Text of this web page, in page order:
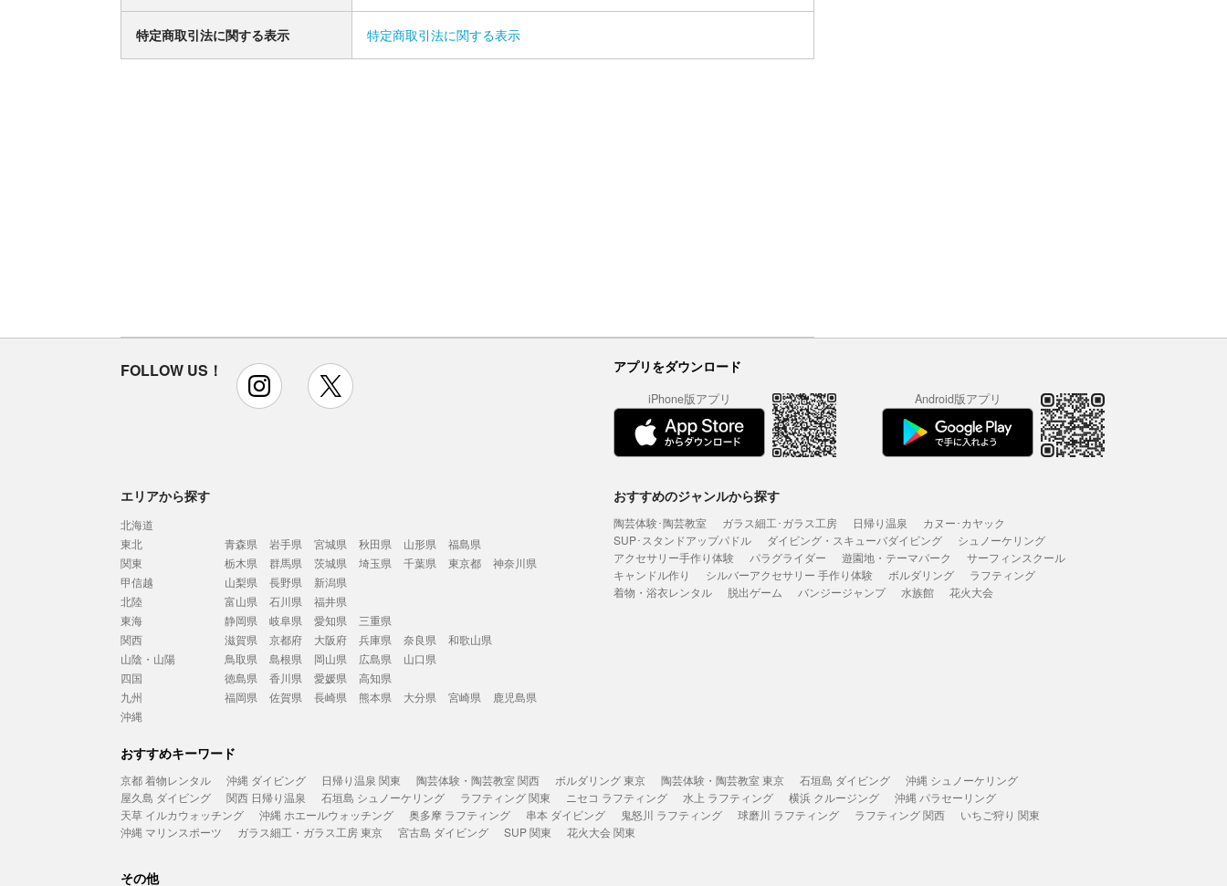
特定商取引法に関する表示 特定商取引法に関する表示
FOLLOW US！ instagram アプリをダウンロード
iPhone版アプリ Android版アプリ
エリアから探す
北海道
東北
青森県 岩手県 宮城県 秋田県 山形県
福島県
関東
栃木県 群馬県 茨城県 埼玉県 千葉県 東京都
神奈川県
甲信越
山梨県 長野県
新潟県
北陸
富山県 石川県
福井県
東海
静岡県 岐阜県 愛知県
三重県
関西
滋賀県 京都府 大阪府 兵庫県 奈良県
和歌山県
山陰・山陽
鳥取県 島根県 岡山県 広島県
山口県
四国
徳島県 香川県 愛媛県
高知県
九州
福岡県 佐賀県 長崎県 熊本県 大分県 宮崎県
鹿児島県
沖縄
おすすめのジャンルから探す
陶芸体験･陶芸教室 ガラス細工･ガラス工房 日帰り温泉
カヌー･カヤック
SUP･スタンドアップパドル
ダイビング・スキューバダイビング
シュノーケリング
アクセサリー手作り体験
パラグライダー 遊園地・テーマパーク
サーフィンスクール
キャンドル作り
シルバーアクセサリー 手作り体験 ボルダリング
ラフティング
着物・浴衣レンタル
脱出ゲーム バンジージャンプ 水族館 花火大会
おすすめキーワード
京都 着物レンタル 沖縄 ダイビング 日帰り温泉 関東 陶芸体験・陶芸教室 関西 ボルダリング 東京 陶芸体験・陶芸教室 東京 石垣島 ダイビング
沖縄 シュノーケリング
屋久島 ダイビング
関西 日帰り温泉 石垣島 シュノーケリング ラフティング 関東 ニセコ ラフティング 水上 ラフティング 横浜 クルージング
沖縄 パラセーリング
天草 イルカウォッチング
沖縄 ホエールウォッチング 奥多摩 ラフティング 串本 ダイビング 鬼怒川 ラフティング 球磨川 ラフティング ラフティング 関西
いちご狩り 関東
沖縄 マリンスポーツ
ガラス細工・ガラス工房 東京 宮古島 ダイビング SUP 関東 花火大会 関東
その他